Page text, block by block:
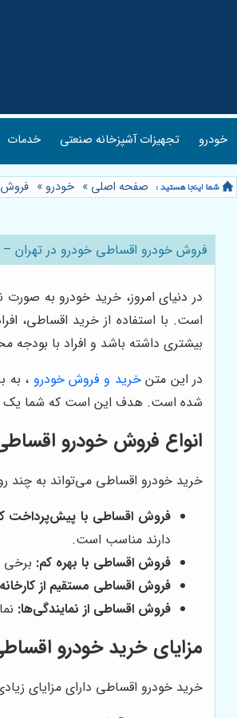
خودرو تجهیزات آشپزخانه صنعتی خدمات
صفحه اصلی » خودرو » فروش
فروش خودرو اقساطی خودرو در تهران
در دنیای امروز، خرید خودرو به
است. با استفاده از خرید اقساطی،
بیشتری داشته باشد و افراد با بودجه
در این متنخرید و فروش خودرو ، به
شده است. هدف این است که شما یک
انواع فروش خودرو
خرید خودرو اقساطی می‌تواند به
فروش اقساطی با پیش‌پرداخت
دارند مناسب است.
فروش اقساطی با بهره کم: برخی
فروش اقساطی مستقیم از
فروش اقساطی از نمایندگی‌ها:
مزایای خرید خودرو
خرید خودرو اقساطی دارای مزایای